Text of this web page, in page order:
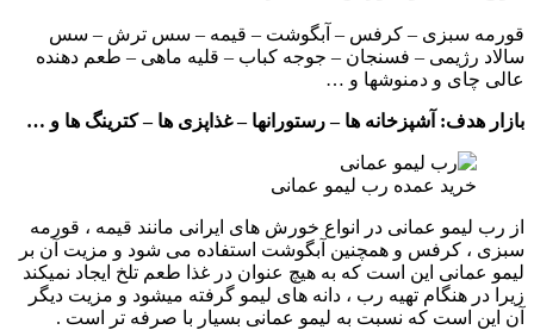
قورمه سبزی – کرفس – آبگوشت – قیمه – سس ترش – سس
سالاد رژیمی – فسنجان – جوجه کباب – قلیه ماهی – طعم دهنده
عالی چای و دمنوشها و …
بازار هدف: آشپزخانه ها – رستورانها – غذاپزی ها – کترینگ ها و …
خرید عمده رب لیمو عمانی
از رب لیمو عمانی در انواع خورش های ایرانی مانند قیمه ، قورمه
سبزی ، کرفس و همچنین آبگوشت استفاده می شود و مزیت آن بر
لیمو عمانی این است که به هیچ عنوان در غذا طعم تلخ ایجاد نمیکند
زیرا در هنگام تهیه رب ، دانه های لیمو گرفته میشود و مزیت دیگر
آن این است که نسبت به لیمو عمانی بسیار با صرفه تر است .